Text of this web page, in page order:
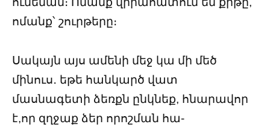
ոմանք՝ շուրթերը։
Սակայն այս ամենի մեջ կա մի մեծ
մինուս․ եթե հանկարծ վատ
մասնագետի ձեռքն ընկնեք, հնարավոր
է,որ զղջաք ձեր որոշման հա-